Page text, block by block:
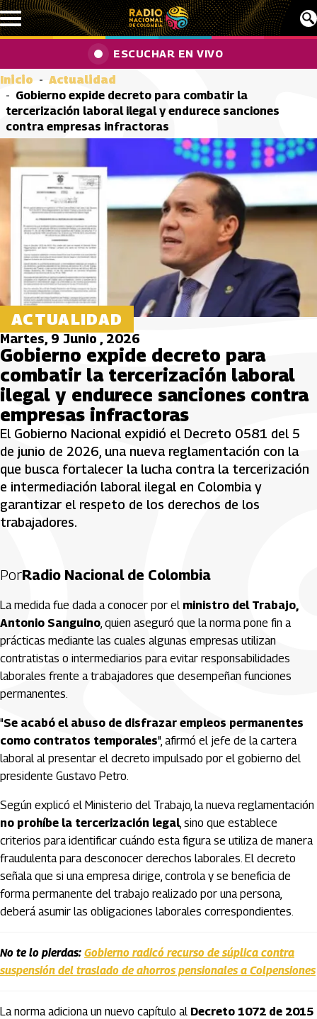
Pasar al contenido principal
ESCUCHAR EN VIVO
Inicio
Actualidad
Gobierno expide decreto para combatir la
tercerización laboral ilegal y endurece sanciones
contra empresas infractoras
ACTUALIDAD
Martes, 9 Junio , 2026
Gobierno expide decreto para
combatir la tercerización laboral
ilegal y endurece sanciones contra
empresas infractoras
El Gobierno Nacional expidió el Decreto 0581 del 5
de junio de 2026, una nueva reglamentación con la
que busca fortalecer la lucha contra la tercerización
e intermediación laboral ilegal en Colombia y
garantizar el respeto de los derechos de los
trabajadores.
PorRadio Nacional de Colombia
La medida fue dada a conocer por el ministro del Trabajo,
Antonio Sanguino, quien aseguró que la norma pone fin a
prácticas mediante las cuales algunas empresas utilizan
contratistas o intermediarios para evitar responsabilidades
laborales frente a trabajadores que desempeñan funciones
permanentes.
"Se acabó el abuso de disfrazar empleos permanentes
como contratos temporales", afirmó el jefe de la cartera
laboral al presentar el decreto impulsado por el gobierno del
presidente Gustavo Petro.
Según explicó el Ministerio del Trabajo, la nueva reglamentación
no prohíbe la tercerización legal, sino que establece
criterios para identificar cuándo esta figura se utiliza de manera
fraudulenta para desconocer derechos laborales. El decreto
señala que si una empresa dirige, controla y se beneficia de
forma permanente del trabajo realizado por una persona,
deberá asumir las obligaciones laborales correspondientes.
No te lo pierdas: Gobierno radicó recurso de súplica contra
suspensión del traslado de ahorros pensionales a Colpensiones
La norma adiciona un nuevo capítulo al Decreto 1072 de 2015